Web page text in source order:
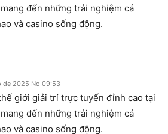
đến những trải nghiệm cá
và casino sống động.
de 2025 No 09:53
giới giải trí trực tuyến đỉnh cao tại
đến những trải nghiệm cá
và casino sống động.